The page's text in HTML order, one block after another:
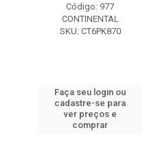
Código: 977
CONTINENTAL
SKU: CT6PK870
Faça seu login ou
cadastre-se para
ver preços e
comprar